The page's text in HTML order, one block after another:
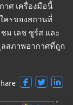
าศ เครื่องมือนี้
ครของสถานที่
ม เลช ซูร์ส และ
สภาพอากาศที่ถูก